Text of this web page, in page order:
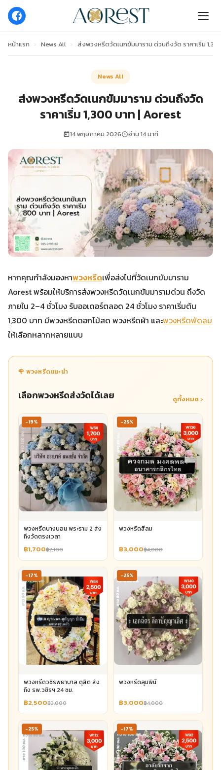
หน้าแรก › News All › ส่งพวงหรีดวัดเนกขัมมาราม ด่วนถึงวัด ราคาเริ่ม
News All
ส่งพวงหรีดวัดเนกขัมมาราม ด่วนถึงวัด
ราคาเริ่ม 1,300 บาท | Aorest
14 พฤษภาคม 2026 อ่าน 14 นาที
หากคุณกำลังมองหาพวงหรีดเพื่อส่งไปที่วัดเนกขัมมาราม
Aorest พร้อมให้บริการส่งพวงหรีดวัดเนกขัมมารามด่วน ถึงวัด
ภายใน 2–4 ชั่วโมง รับออเดอร์ตลอด 24 ชั่วโมง ราคาเริ่มต้น
1,300 บาท มีพวงหรีดดอกไม้สด พวงหรีดผ้า และพวงหรีดพัดลม
ให้เลือกหลากหลายแบบ
🌹 พวงหรีดแนะนำ
เลือกพวงหรีดส่งวัดได้เลย ดูทั้งหมด ›
-19%
พวงหรีดบางบอน พระราม 2 ส่ง
ถึงวัดตรงเวลา
฿1,700฿2,100
-25%
พวงหรีดสีลม
฿3,000฿4,000
-17%
พวงหรีดวชิรพยาบาล ดุสิต ส่ง
ถึง รพ.วชิรฯ 24 ชม.
฿2,500฿3,000
-25%
พวงหรีดลุมพินี
฿3,000฿4,000
-25% -17%